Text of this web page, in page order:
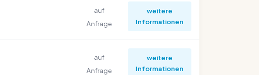
auf
Anfrage
weitere
Informationen
auf
Anfrage
weitere
Informationen